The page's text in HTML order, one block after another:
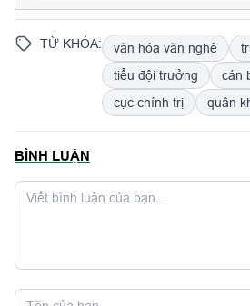
nhiệm Chính trị Quân khu tới dự
TỪ KHÓA: văn hóa văn nghệ
tiểu đội trưởng
cán
cục chính trị
quân
BÌNH LUẬN